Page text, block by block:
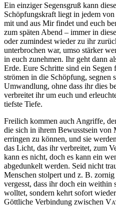
Ein einziger Segensgruß kann
Schöpfungskraft liegt in jedem
mit und aus Mir findet und euch
zum späten Abend – immer in
oder zumindest wieder zu ihr
unterbrochen war, umso stärker
in euch zunehmen. Ihr geht dann
Erde. Eure Schritte sind ein Segen
strömen in die Schöpfung, segnen
Umwandlung, ohne dass ihr dies
verbreitet ihr um euch und
tiefste Tiefe.
Freilich kommen auch Angriffe,
die sich in ihrem Bewusstsein von
erringen zu können, und sie
das Licht, das ihr verbreitet, zum
kann es nicht, doch es kann ein
abgedunkelt werden. Seid nicht
Menschen stolpert und z. B.
vergesst, dass ihr doch ein weithin
wolltet, sondern kehrt sofort
Göttliche Verbindung zwischen